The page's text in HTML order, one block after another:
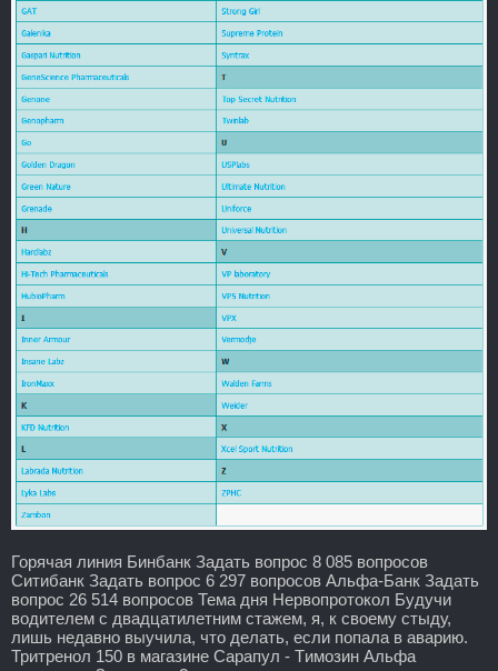
Горячая линия Бинбанк Задать вопрос 8 085 вопросов
Ситибанк Задать вопрос 6 297 вопросов Альфа-Банк Задать
вопрос 26 514 вопросов Тема дня Нервопротокол Будучи
водителем с двадцатилетним стажем, я, к своему стыду,
лишь недавно выучила, что делать, если попала в аварию.
Тритренол 150 в магазине Сарапул - Tимозин Альфа